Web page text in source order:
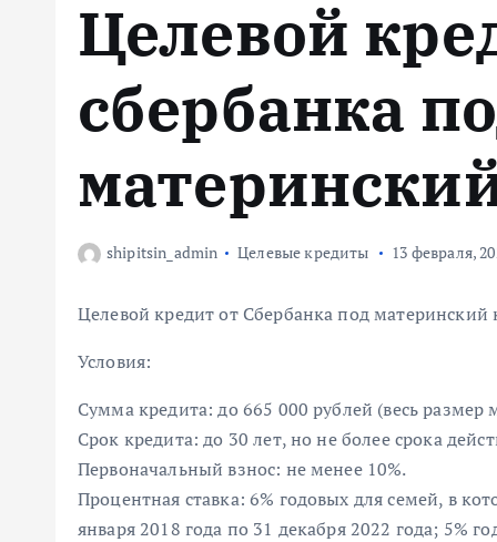
Целевой
сбербанка
shipitsin_admin Целевые кредиты 13 февраля,
Целевой кредит от Сбербанка под материнский
Условия:
Сумма кредита: до 665 000 рублей (весь размер
Срок кредита: до 30 лет, но не более срока
Первоначальный взнос: не менее 10%.
Процентная ставка: 6% годовых для семей, в
января 2018 года по 31 декабря 2022 года; 5%